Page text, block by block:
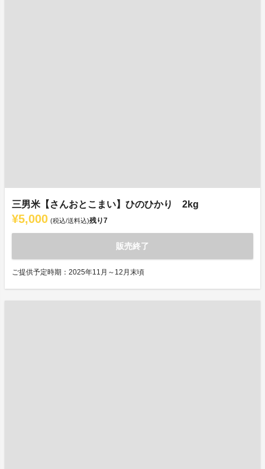
三男米【さんおとこまい】ひのひかり 2kg
¥5,000 (税込/送料込)残り7
販売終了
ご提供予定時期：2025年11月～12月末頃